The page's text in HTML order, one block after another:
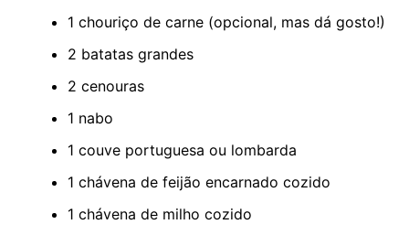
1 chouriço de carne (opcional, mas dá gosto!)
2 batatas grandes
2 cenouras
1 nabo
1 couve portuguesa ou lombarda
1 chávena de feijão encarnado cozido
1 chávena de milho cozido